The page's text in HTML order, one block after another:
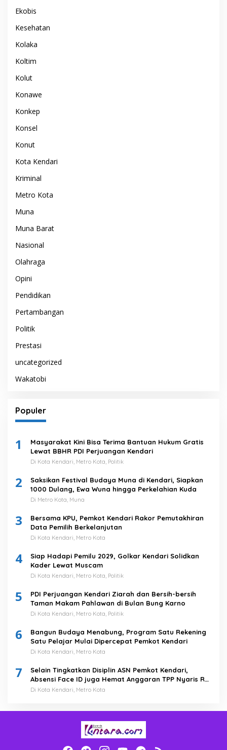
Ekobis
Kesehatan
Kolaka
Koltim
Kolut
Konawe
Konkep
Konsel
Konut
Kota Kendari
Kriminal
Metro Kota
Muna
Muna Barat
Nasional
Olahraga
Opini
Pendidikan
Pertambangan
Politik
Prestasi
uncategorized
Wakatobi
Populer
1
Masyarakat Kini Bisa Terima Bantuan Hukum Gratis
Lewat BBHR PDI Perjuangan Kendari
Di Kota Kendari, Metro Kota, Politik
2
Saksikan Festival Budaya Muna di Kendari, Siapkan
1000 Dulang, Ewa Wuna hingga Perkelahian Kuda
Di Metro Kota, Muna
3
Bersama KPU, Pemkot Kendari Rakor Pemutakhiran
Data Pemilih Berkelanjutan
Di Kota Kendari, Metro Kota
4
Siap Hadapi Pemilu 2029, Golkar Kendari Solidkan
Kader Lewat Muscam
Di Kota Kendari, Metro Kota, Politik
5
PDI Perjuangan Kendari Ziarah dan Bersih-bersih
Taman Makam Pahlawan di Bulan Bung Karno
Di Kota Kendari, Metro Kota, Politik
6
Bangun Budaya Menabung, Program Satu Rekening
Satu Pelajar Mulai Dipercepat Pemkot Kendari
Di Kota Kendari, Metro Kota
7
Selain Tingkatkan Disiplin ASN Pemkot Kendari,
Absensi Face ID juga Hemat Anggaran TPP Nyaris Rp
1 Miliar
Di Kota Kendari, Metro Kota